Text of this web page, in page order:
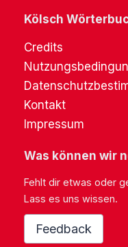
Kölsch
Credits
Kontakt
Impressum
Was können wir
Fehlt dir etwas oder
Lass es uns wissen.
Feedback